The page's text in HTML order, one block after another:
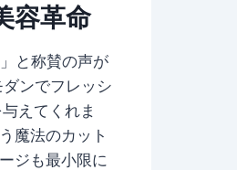
容革命
と称賛の声が
ンでフレッシ
えてくれま
魔法のカット
ジも最小限に